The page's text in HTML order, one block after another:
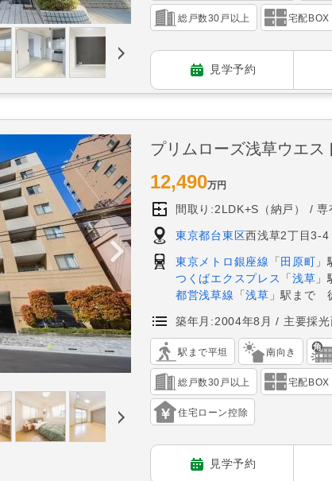
総戸数30戸以上 宅配BOX
見学予約
プリムローズ浅草ウエス
12,490万円
間取り:2LDK+S（納戸） 専
東京都台東区西浅草2丁目3-4
東京メトロ銀座線 「 田原町
つくばエクスプレス
「浅草
都営浅草線 「浅草 」駅まで
築年月:2004年8月 主要採
駅まで平坦 南向き
総戸数30戸以上 宅配BOX
住宅ローン控除
見学予約